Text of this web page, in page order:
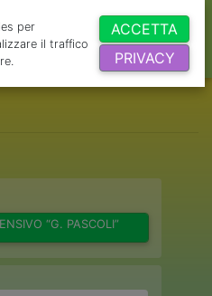
per
il traffico
ACCETTA
PRIVACY
“G. PASCOLI”